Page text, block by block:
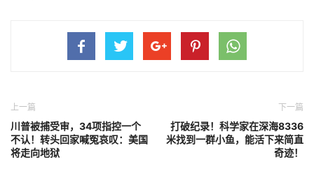
上一篇
川普被捕受审，34项指控一个
不认！转头回家喊冤哀叹：美国
将走向地狱
下一篇
打破纪录！科学家在深海8336
米找到一群小鱼，能活下来简直
奇迹！